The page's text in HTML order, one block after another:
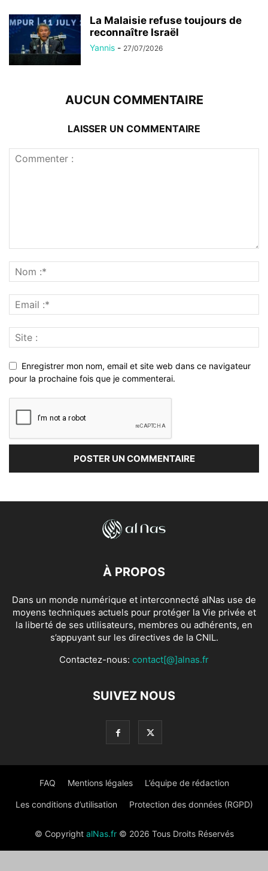
La Malaisie refuse toujours de
reconnaître Israël
Yannis - 27/07/2026
AUCUN COMMENTAIRE
LAISSER UN COMMENTAIRE
Enregistrer mon nom, email et site web dans ce navigateur
pour la prochaine fois que je commenterai.
À PROPOS
Dans un monde numérique et interconnecté alNas use de
moyens techniques actuels pour protéger la Vie privée et
la liberté de ses utilisateurs, membres ou adhérents, en
s’appuyant sur les directives de la CNIL.
Contactez-nous: contact[@]alnas.fr
SUIVEZ NOUS
FAQ Mentions légales L’équipe de rédaction
Les conditions d’utilisation Protection des données (RGPD)
© Copyright alNas.fr© 2026 Tous Droits Réservés